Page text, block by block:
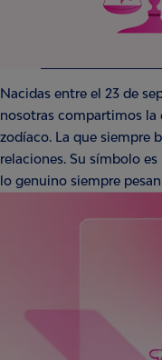
Nacidas entre el 23 de
nosotras compartimos la
zodíaco. La que siempre
relaciones. Su símbolo
lo genuino siempre